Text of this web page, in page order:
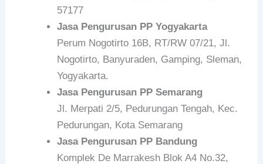
57177
Jasa Pengurusan PP Yogyakarta
Perum Nogotirto 16B, RT/RW 07/21, Jl.
Nogotirto, Banyuraden, Gamping, Sleman,
Yogyakarta.
Jasa Pengurusan PP Semarang
Jl. Merpati 2/5, Pedurungan Tengah, Kec.
Pedurungan, Kota Semarang
Jasa Pengurusan PP Bandung
Komplek De Marrakesh Blok A4 No.32,